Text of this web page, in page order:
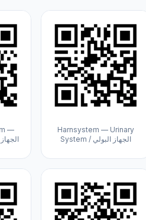
—
Harnsystem — Urinary
System / الجهاز البولي